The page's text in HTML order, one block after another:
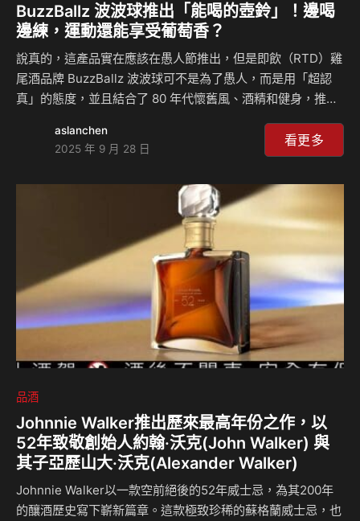
BuzzBallz 波波球推出「能喝的壺鈴」！邊喝
邊練，運動還能享受葡萄香？
說真的，這產品實在應該在愚人節推出，但是即飲（RTD）雞
尾酒品牌 BuzzBallz 波波球可不是為了愚人，而是用「超認
真」的態度，並且結合了 80 年代懷舊風、酒精和健身，推出
Gone Wild，BuzzBallz 波波球不只推出了這款據說有著「葡
萄冰沙、色彩繽紛的暖腿套（？）」般感受的雞尾酒，還順勢
錯，就是那個經典的健身器材：壺鈴，但它被改造成了一個可
以裝酒、可飲用的「大玩具」！ 1.5 公升的「葡萄狂野雞尾
酒」訓練 這款 KettleBallz 原型來自 Buzz…
aslanchen
2025 年 9 月 28 日
看更多
品酒
Johnnie Walker推出歷來最高年份之作，以
52年致敬創始人約翰·沃克(John Walker) 與
其子亞歷山大·沃克(Alexander Walker)
Johnnie Walker以一款空前絕後的52年威士忌，為其200年
的釀酒歷史寫下嶄新篇章。這款極致珍稀的蘇格蘭威士忌，也